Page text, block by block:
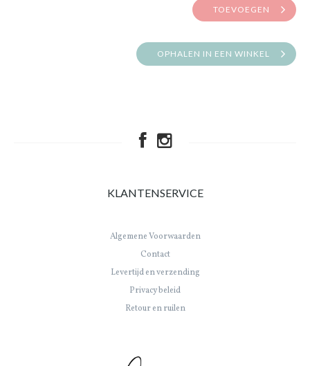
TOEVOEGEN
OPHALEN IN EEN WINKEL
KLANTENSERVICE
Algemene Voorwaarden
Contact
Levertijd en verzending
Privacy beleid
Retour en ruilen